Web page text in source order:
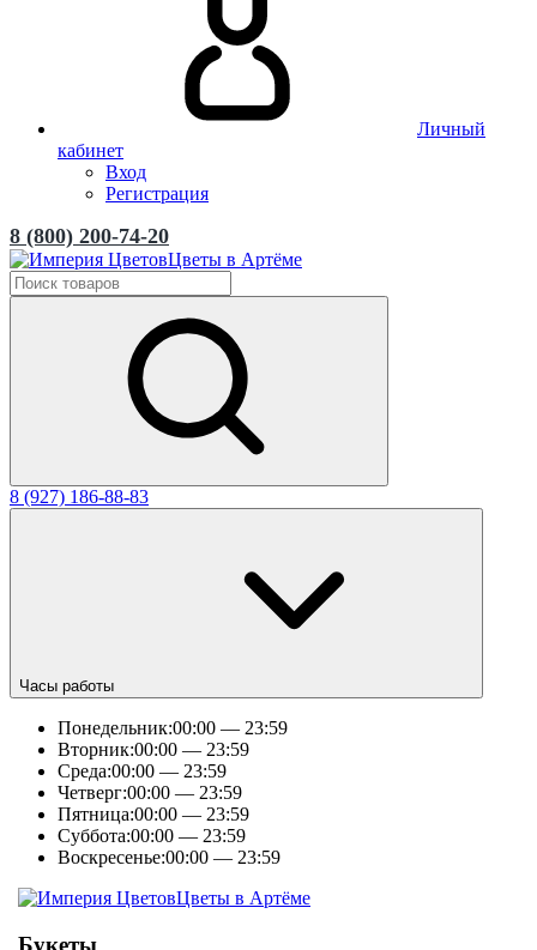
Личный
кабинет
Вход
Регистрация
8 (800) 200-74-20
Цветы в Артёме
8 (927) 186-88-83
Часы работы
Понедельник:00:00 — 23:59
Вторник:00:00 — 23:59
Среда:00:00 — 23:59
Четверг:00:00 — 23:59
Пятница:00:00 — 23:59
Суббота:00:00 — 23:59
Воскресенье:00:00 — 23:59
Цветы в Артёме
Букеты